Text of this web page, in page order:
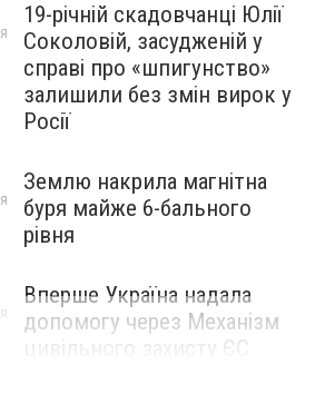
19-річній скадовчанці Юлії
Соколовій, засудженій у
справі про «шпигунство»
залишили без змін вирок у
Росії
Землю накрила магнітна
буря майже 6-бального
рівня
Вперше Україна надала
допомогу через Механізм
цивільного захисту ЄС